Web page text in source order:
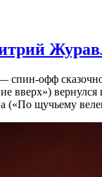
— спин-офф
вверх»)
(«По щучьему